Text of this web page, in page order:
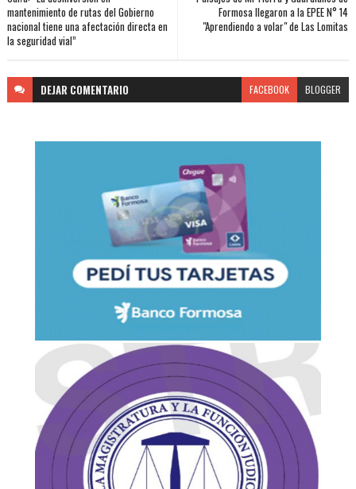
Formosa llegaron a la EPEE N° 14
"Aprendiendo a volar" de Las Lomitas
mantenimiento de rutas del Gobierno
nacional tiene una afectación directa en
la seguridad vial”
DEJAR COMENTARIO FACEBOOK BLOGGER